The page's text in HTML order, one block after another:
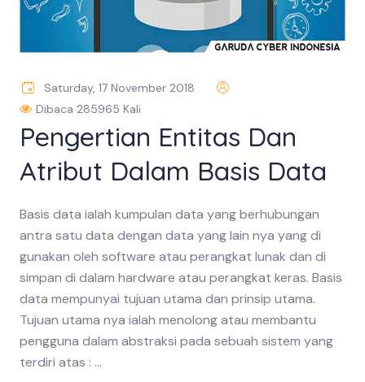
Saturday, 17 November 2018
Dibaca 285965 Kali
Pengertian Entitas Dan
Atribut Dalam Basis Data
Basis data ialah kumpulan data yang berhubungan
antra satu data dengan data yang lain nya yang di
gunakan oleh software atau perangkat lunak dan di
simpan di dalam hardware atau perangkat keras. Basis
data mempunyai tujuan utama dan prinsip utama.
Tujuan utama nya ialah menolong atau membantu
pengguna dalam abstraksi pada sebuah sistem yang
terdiri atas : ...